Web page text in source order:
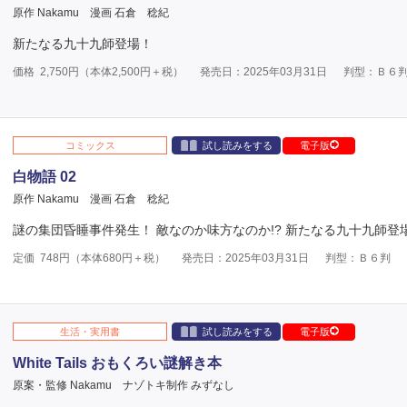
原作 Nakamu 漫画 石倉 稔紀
新たなる九十九師登場！
価格 2,750円（本体2,500円＋税） 発売日：2025年03月31日 判型：Ｂ６
コミックス 試し読みをする 電子版
白物語 02
原作 Nakamu 漫画 石倉 稔紀
謎の集団昏睡事件発生！ 敵なのか味方なのか!? 新たなる九十九師登
定価 748 円（本体680円＋税） 発売日：2025年03月31日 判型：Ｂ６判
生活・実用書 試し読みをする 電子版
White Tails おもくろい謎解き本
原案・監修 Nakamu ナゾトキ制作 みずなし